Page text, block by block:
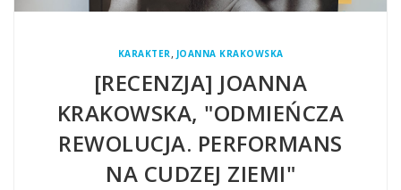
KARAKTER, JOANNA KRAKOWSKA
[RECENZJA] JOANNA
KRAKOWSKA, "ODMIEŃCZA
REWOLUCJA. PERFORMANS
NA CUDZEJ ZIEMI"